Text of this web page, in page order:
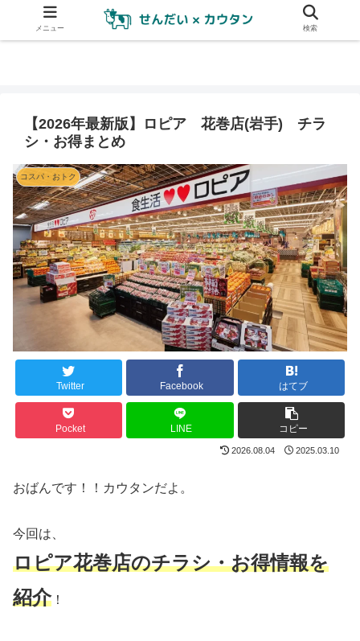
【2026年最新版】ロピア 花巻店(岩手) チラ
シ・お得まとめ
コスパ・おトク
Twitter Facebook はてブ
Pocket LINE コピー
2026.08.04 2025.03.10
おばんです！！カウタンだよ。
今回は、
ロピア花巻店のチラシ・お得情報を
紹介！
メニュー 検索